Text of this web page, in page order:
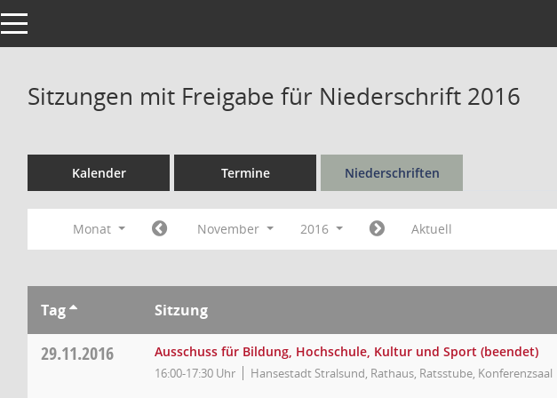
Toggle navigation
Sitzungen mit Freigabe für Niederschrift 2016
Kalender Termine Niederschriften
Monat November 2016 Aktuell
Tag Sitzung
29.11.2016 Ausschuss für Bildung, Hochschule, Kultur und Sport (beendet)
16:00-17:30 Uhr Hansestadt Stralsund, Rathaus, Ratsstube, Konferenzsaal